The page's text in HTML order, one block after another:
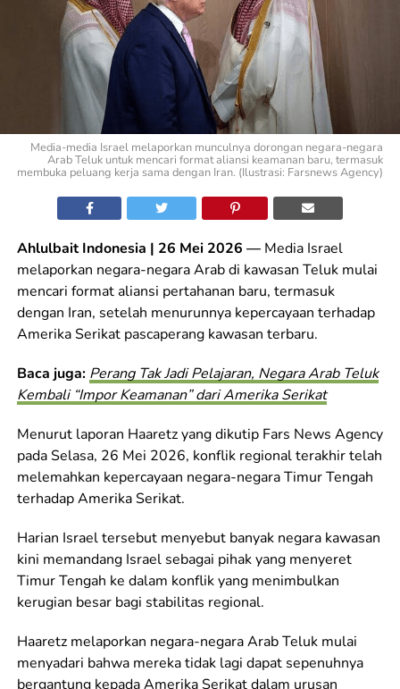
Media-media Israel melaporkan munculnya dorongan negara-negara
Arab Teluk untuk mencari format aliansi keamanan baru, termasuk
membuka peluang kerja sama dengan Iran. (Ilustrasi: Farsnews Agency)
Ahlulbait Indonesia | 26 Mei 2026 —Media Israel
melaporkan negara-negara Arab di kawasan Teluk mulai
mencari format aliansi pertahanan baru, termasuk
dengan Iran, setelah menurunnya kepercayaan terhadap
Amerika Serikat pascaperang kawasan terbaru.
Baca juga: Perang Tak Jadi Pelajaran, Negara Arab Teluk
Kembali “Impor Keamanan” dari Amerika Serikat
Menurut laporan Haaretz yang dikutip Fars News Agency
pada Selasa, 26 Mei 2026, konflik regional terakhir telah
melemahkan kepercayaan negara-negara Timur Tengah
terhadap Amerika Serikat.
Harian Israel tersebut menyebut banyak negara kawasan
kini memandang Israel sebagai pihak yang menyeret
Timur Tengah ke dalam konflik yang menimbulkan
kerugian besar bagi stabilitas regional.
Haaretz melaporkan negara-negara Arab Teluk mulai
menyadari bahwa mereka tidak lagi dapat sepenuhnya
bergantung kepada Amerika Serikat dalam urusan